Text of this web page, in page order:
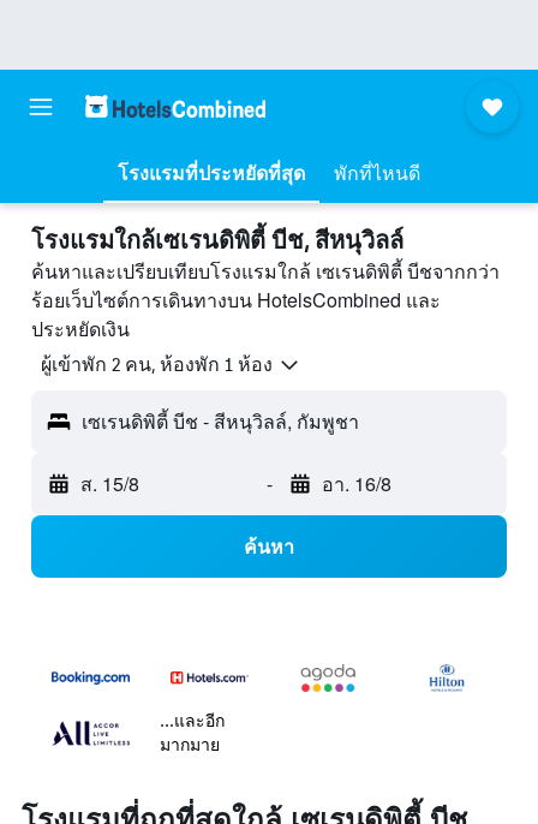
โรงแรมที่ประหยัดที่สุด พักที่ไหนดี
โรงแรมใกล้เซเรนดิพิตี้ บีช, สีหนุวิลล์
ค้นหาและเปรียบเทียบโรงแรมใกล้ เซเรนดิพิตี้ บีชจากกว่า
ร้อยเว็บไซต์การเดินทางบน HotelsCombined และ
ประหยัดเงิน
ผู้เข้าพัก 2 คน, ห้องพัก 1 ห้อง
เซเรนดิพิตี้ บีช - สีหนุวิลล์, กัมพูชา
ส. 15/8 - อา. 16/8
ค้นหา
...และอีก
มากมาย